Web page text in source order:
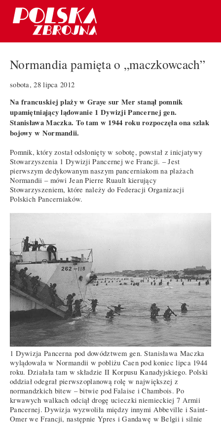
Normandia pamięta o „maczkowcach”
sobota, 28 lipca 2012
Na francuskiej plaży w Graye sur Mer stanął pomnik
upamiętniający lądowanie 1 Dywizji Pancernej gen.
Stanisława Maczka. To tam w 1944 roku rozpoczęła ona szlak
bojowy w Normandii.
Pomnik, który został odsłonięty w sobotę, powstał z inicjatywy
Stowarzyszenia 1 Dywizji Pancernej we Francji. – Jest
pierwszym dedykowanym naszym pancerniakom na plażach
Normandii – mówi Jean Pierre Ruault kierujący
Stowarzyszeniem, które należy do Federacji Organizacji
Polskich Pancerniaków.
1 Dywizja Pancerna pod dowództwem gen. Stanisława Maczka
wylądowała w Normandii w pobliżu Caen pod koniec lipca 1944
roku. Działała tam w składzie II Korpusu Kanadyjskiego. Polski
oddział odegrał pierwszoplanową rolę w największej z
normandzkich bitew – bitwie pod Falaise i Chambois. Po
krwawych walkach odciął drogę ucieczki niemieckiej 7 Armii
Pancernej. Dywizja wyzwoliła między innymi Abbeville i Saint-
Omer we Francji, następnie Ypres i Gandawę w Belgii i silnie